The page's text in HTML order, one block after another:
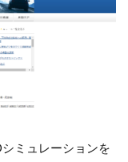
ミュレーションを